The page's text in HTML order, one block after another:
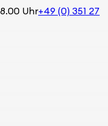
Uhr+49 (0) 351 27